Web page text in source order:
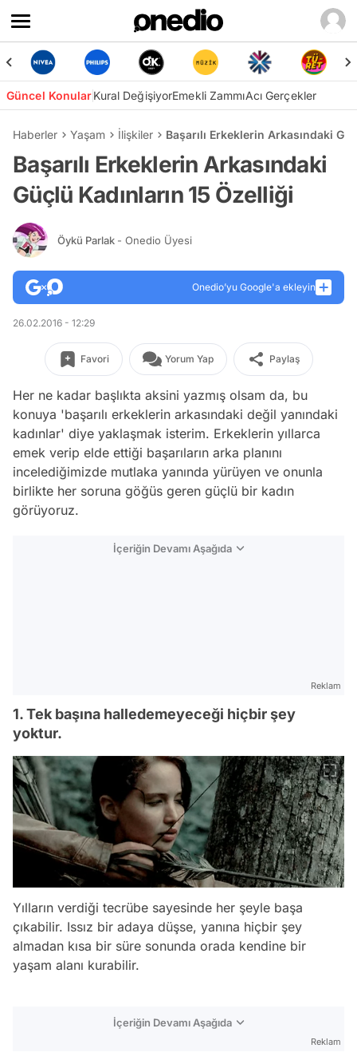
Güncel KonularKural DeğişiyorEmekli ZammıAcı Gerçekler
Haberler Yaşam İlişkiler Başarılı Erkeklerin Arkasındaki
Başarılı Erkeklerin Arkasındaki
Güçlü Kadınların 15 Özelliği
Öykü Parlak - Onedio Üyesi
Onedio’yu Google'a ekleyin
26.02.2016 - 12:29
Favori Yorum Yap Paylaş
Her ne kadar başlıkta aksini yazmış olsam da, bu
konuya 'başarılı erkeklerin arkasındaki değil yanındaki
kadınlar' diye yaklaşmak isterim. Erkeklerin yıllarca
emek verip elde ettiği başarıların arka planını
incelediğimizde mutlaka yanında yürüyen ve onunla
birlikte her soruna göğüs geren güçlü bir kadın
görüyoruz.
İçeriğin Devamı Aşağıda
Reklam
1. Tek başına halledemeyeceği hiçbir şey
yoktur.
Yılların verdiği tecrübe sayesinde her şeyle başa
çıkabilir. Issız bir adaya düşse, yanına hiçbir şey
almadan kısa bir süre sonunda orada kendine bir
yaşam alanı kurabilir.
İçeriğin Devamı Aşağıda
Reklam